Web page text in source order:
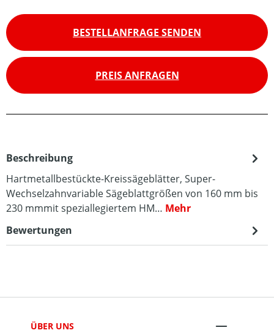
BESTELLANFRAGE SENDEN
PREIS ANFRAGEN
Beschreibung
Hartmetallbestückte-Kreissägeblätter, Super-
Wechselzahnvariable Sägeblattgrößen von 160 mm bis
230 mmmit speziallegiertem HM… Mehr
Bewertungen
ÜBER UNS